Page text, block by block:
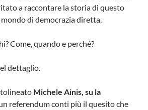
a raccontare la storia di questo
di democrazia diretta.
Come, quando e perché?
dettaglio.
Michele Ainis, su la
un referendum conti più il quesito che